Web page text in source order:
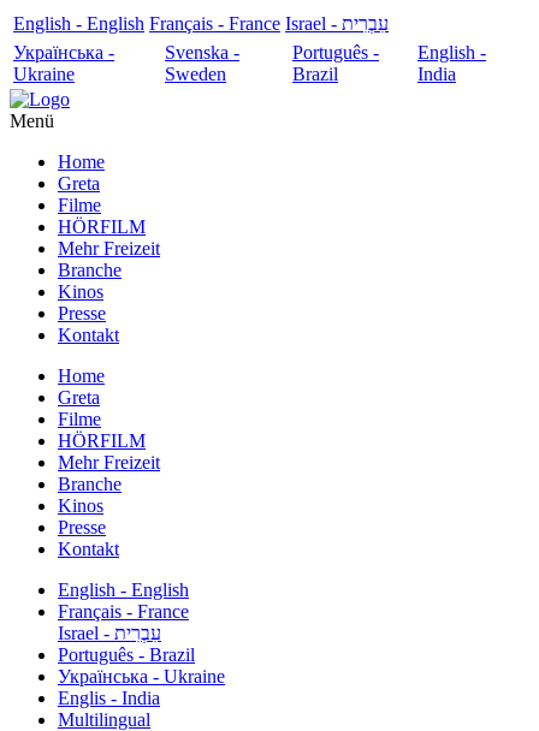
English - English Français - France
עִבְרִית - Israel
Українська -
Ukraine
Svenska -
Sweden
Português -
Brazil
English -
India
Menü
Home
Greta
Filme
HÖRFILM
Mehr Freizeit
Branche
Kinos
Presse
Kontakt
Home
Greta
Filme
HÖRFILM
Mehr Freizeit
Branche
Kinos
Presse
Kontakt
English - English
Français - France
עִבְרִית - Israel
Português - Brazil
Українська - Ukraine
Englis - India
Multilingual